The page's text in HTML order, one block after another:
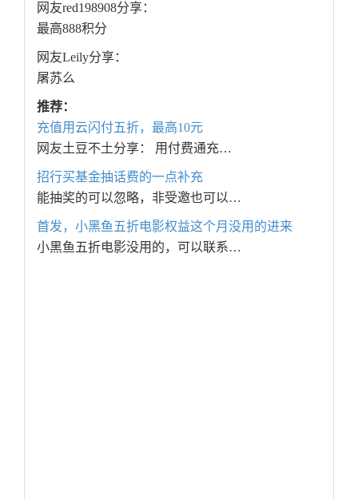
网友red198908分享：
最高888积分
网友Leily分享：
屠苏么
推荐：
充值用云闪付五折，最高10元
网友土豆不土分享： 用付费通充…
招行买基金抽话费的一点补充
能抽奖的可以忽略，非受邀也可以…
首发，小黑鱼五折电影权益这个月没用的进来
小黑鱼五折电影没用的，可以联系…